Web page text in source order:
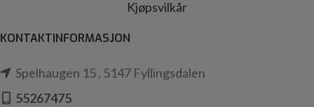
Kjøpsvilkår
KONTAKTINFORMASJON
Spelhaugen 15 , 5147 Fyllingsdalen
55267475